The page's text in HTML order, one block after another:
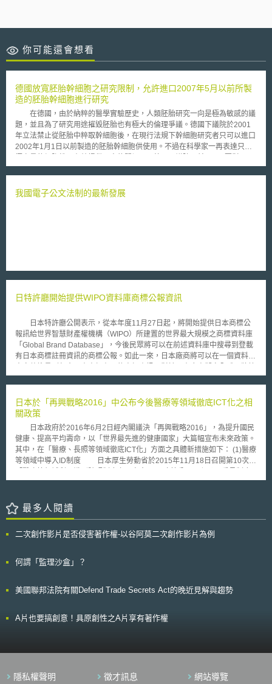
你可能還會想看
德國放寬胚胎幹細胞之研究限制，允許進口2007年5月以前所製
造的胚胎幹細胞進行研究
在德國，由於納粹的醫學實驗歷史，人類胚胎研究一向是極為敏感的議
題，並且為了研究用途摧毀胚胎也有極大的倫理爭議。德國下議院於2001
年立法禁止從胚胎中粹取幹細胞後，在現行法規下幹細胞研究者只可以進口
2002年1月1日以前製造的胚胎幹細胞供使用。不過在科學家一再表達只有
票通過幹細胞法之修正，將截止日期（cut-off date）之規定由2002年1月1
不過此次國會的修法仍引起支持與反對胚胎幹細胞研究人士的激烈爭論，支
果，但是德國對於限制胚胎幹細胞研究的基本立場是否會由此開始鬆動，則
我國電子公文法制的最新發展
日特許廳開始提供WIPO資料庫商標公報資訊
日本特許廳公開表示，從本年度11月27日起，將開始提供日本商標公
報訊給世界智慧財產權機構（WIPO）所建置的世界最大規模之商標資料庫
「Global Brand Database」，今後民眾將可以在前述資料庫中搜尋到登載
有日本商標註冊資訊的商標公報。如此一來，日本廠商將可以在一個資料庫
略將可以提供許多便利。 「Global Brand Database」是WIPO所免費
申請案或已註冊商標的檢索，及查照詳細資訊。在2011年3月WIPO啟動這
項服務時，當時還只有累積國際註冊商標、依里斯本條約登記的原產地名稱
及依巴黎公約登記的國家徽章等，從2013年2月開始，也陸續放入世界各國
商標申請案或已註冊商標的資訊。如今，在「Global Brand Database」上
已經可以查到16個國家商標主管單位的商標資訊。在2014年11月20日的時
間點上，該資料庫約存放有1400萬筆的資訊，而從2014年5月起也開提供
了上傳圖片檔案檢索類似圖形商標的圖像檢索功能。 目前參加
參加。
日本於「再興戰略2016」中公布今後醫療等領域徹底ICT化之相
關政策
日本政府於2016年6月2日經內閣議決「再興戰略2016」，為提升國民
健康、提高平均壽命，以「世界最先進的健康國家」大篇幅宣布未來政策。
其中，在「醫療、長照等領域徹底ICT化」方面之具體新措施如下： (1)醫療
等領域中導入ID制度 日本厚生勞動省於2015年11月18日召開第10次
の活用等に関する研究会)，並於次月公布相關研究報告書，其內容包含導
年開始階段性運用，並於2020年正式實施，因此，本年度工作目標設定
為，著手勾勒具體之應用系統機制，並針對實務面相關議題進行討論，自明
域徹底數位化及標準化。 (2)透過巨量資料之利用，增進相關領域之創新
延續2016年3月由其所策定之「醫療領域資料利用計畫」(「医療等分野デ
療領域資訊利用、醫藥相關研發之目標，應成立「代理機關（暫稱）」，以
「再興戰略2016」中將此機關之設置列為次世代醫療ICT基礎設施協議會之
及可穿戴式終端設備等，得經當事人同意後收集、分析其日常健康資訊，該
最多人閱讀
二次創作影片是否侵害著作權-以谷阿莫二次創作影片為例
何謂「監理沙盒」？
美國聯邦法院有關Defend Trade Secrets Act的晚近見解與趨勢
A片也要搞創意！具原創性之A片享有著作權
隱私權聲明 徵才訊息 網站導覽